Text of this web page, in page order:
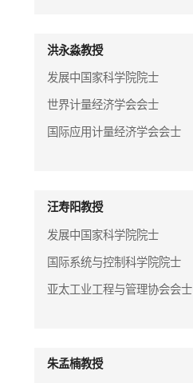
洪永淼教授
发展中国家科学院院士
世界计量经济学会会士
国际应用计量经济学会会士
汪寿阳教授
发展中国家科学院院士
国际系统与控制科学院院士
亚太工业工程与管理协会会士
朱孟楠教授